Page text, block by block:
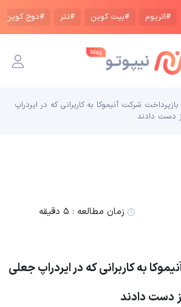
#اتریوم #بیت کوین #تتر #دوج کوین
بازپرداخت شرکت آنیموکا به کاربرانی که در ایردراپ
زمان مطالعه : ۵ دقیقه
به کاربرانی که در ایردراپ جعلی